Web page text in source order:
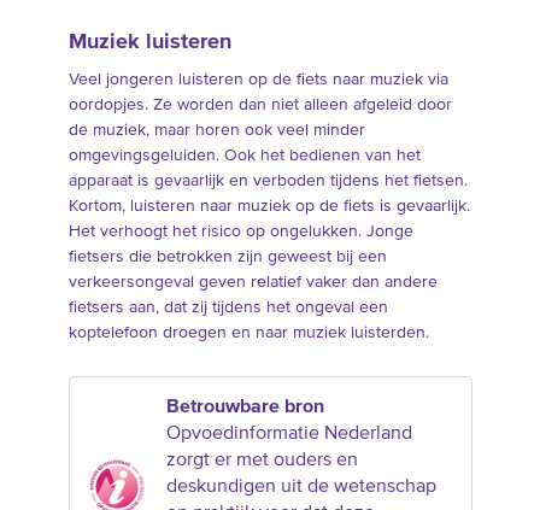
Muziek luisteren
Veel jongeren luisteren op de fiets naar muziek via
oordopjes. Ze worden dan niet alleen afgeleid door
de muziek, maar horen ook veel minder
omgevingsgeluiden. Ook het bedienen van het
apparaat is gevaarlijk en verboden tijdens het fietsen.
Kortom, luisteren naar muziek op de fiets is gevaarlijk.
Het verhoogt het risico op ongelukken. Jonge
fietsers die betrokken zijn geweest bij een
verkeersongeval geven relatief vaker dan andere
fietsers aan, dat zij tijdens het ongeval een
koptelefoon droegen en naar muziek luisterden.
Betrouwbare bron
Opvoedinformatie Nederland
zorgt er met ouders en
deskundigen uit de wetenschap